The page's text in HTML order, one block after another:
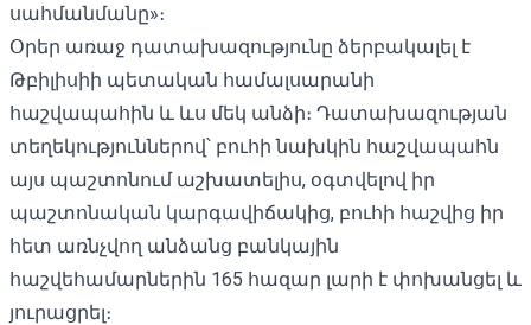
սահմանմանը»։
Օրեր առաջ դատախազությունը ձերբակալել է
Թբիլիսիի պետական ​​համալսարանի
հաշվապահին և ևս մեկ անձի։ Դատախազության
տեղեկություններով՝ բուհի նախկին հաշվապահն
այս պաշտոնում աշխատելիս, օգտվելով իր
պաշտոնական կարգավիճակից, բուհի հաշվից իր
հետ առնչվող անձանց բանկային
հաշվեհամարներին 165 հազար լարի է փոխանցել և
յուրացրել։